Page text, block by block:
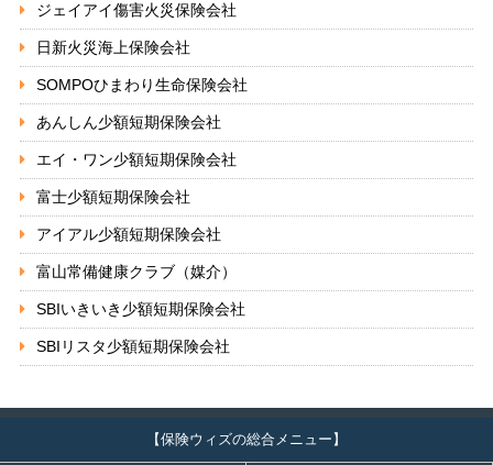
ジェイアイ傷害火災保険会社
日新火災海上保険会社
SOMPOひまわり生命保険会社
あんしん少額短期保険会社
エイ・ワン少額短期保険会社
富士少額短期保険会社
アイアル少額短期保険会社
富山常備健康クラブ（媒介）
SBIいきいき少額短期保険会社
SBIリスタ少額短期保険会社
【保険ウィズの総合メニュー】